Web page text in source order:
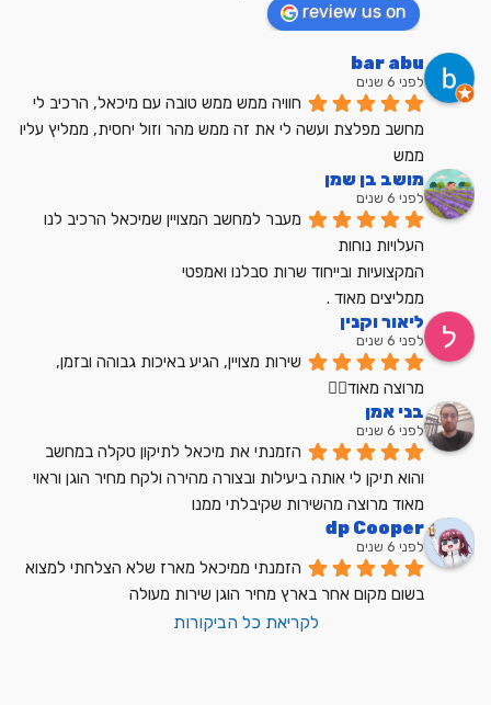
review us on
bar abu
לפני 6 שנים
ממש
מושב בן שמן
לפני 6 שנים
מעבר למחשב המצויין שמיכאל הרכיב לנו
העלויות נוחות
המקצועיות ובייחוד שרות סבלנו ואמפטי
ממליצים מאוד .
ליאור וקנין
לפני 6 שנים
מרוצה מאוד👍🏼
בני אמן
לפני 6 שנים
מאוד מרוצה מהשירות שקיבלתי ממנו
dp Cooper
לפני 6 שנים
בשום מקום אחר בארץ מחיר הוגן שירות מעולה
לקריאת כל הביקורות